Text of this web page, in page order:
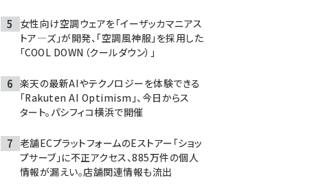
女性向け空調ウェアを「イーザッカマニアス
トア―ズ」が開発、「空調風神服」を採用した
「COOL DOWN（クールダウン）」
楽天の最新AIやテクノロジーを体験できる
「Rakuten AI Optimism」、今日からス
タート。パシフィコ横浜で開催
老舗ECプラットフォームのEストアー「ショッ
プサーブ」に不正アクセス、885万件の個人
情報が漏えい。店舗関連情報も流出